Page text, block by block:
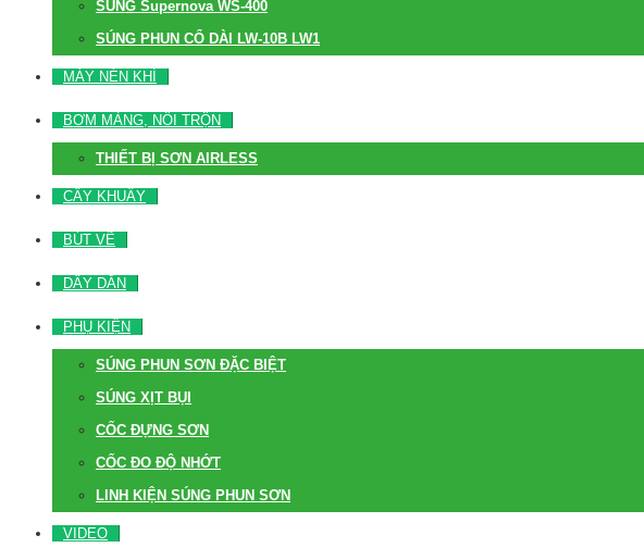
SÚNG Supernova WS-400
SÚNG PHUN CỔ DÀI LW-10B LW1
MÁY NÉN KHÍ
BƠM MÀNG, NỒI TRỘN
THIẾT BỊ SƠN AIRLESS
CÂY KHUẤY
BÚT VẼ
DÂY DẪN
PHỤ KIỆN
SÚNG PHUN SƠN ĐẶC BIỆT
SÚNG XỊT BỤI
CỐC ĐỰNG SƠN
CỐC ĐO ĐỘ NHỚT
LINH KIỆN SÚNG PHUN SƠN
VIDEO